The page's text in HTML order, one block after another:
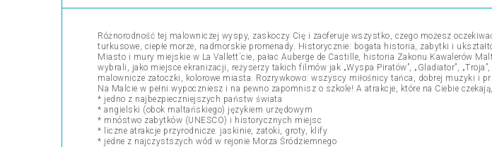
Różnorodność tej malowniczej wyspy, zaskoczy Cię i zaoferuje wszystko, czego możesz
turkusowe, ciepłe morze, nadmorskie promenady. Historycznie: bogata historia, zabytki i
Miasto i mury miejskie w La Vallett`cie, pałac Auberge de Castille, historia Zakonu Kawalerów
wybrali, jako miejsce ekranizacji, reżyserzy takich filmów jak „Wyspa Piratów”, „Gladiator”,
malownicze zatoczki, kolorowe miasta. Rozrywkowo: wszyscy miłośnicy tańca, dobrej muzyki i
Na Malcie w pełni wypoczniesz i na pewno zapomnisz o szkole! A atrakcje, które na Ciebie
* jedno z najbezpieczniejszych państw świata
* angielski (obok maltańskiego) językiem urzędowym
* mnóstwo zabytków (UNESCO) i historycznych miejsc
* liczne atrakcje przyrodnicze: jaskinie, zatoki, groty, klify
* jedne z najczystszych wód w rejonie Morza Śródziemnego